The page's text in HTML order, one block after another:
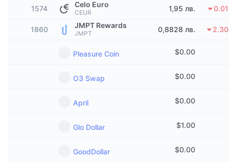
Набиращи популярност
Ново
Технологии
Крипто ETF-и
Борсово търгувани фондове на Биткойн
Борсово търгувани фондове на Етериум
Научете повече
1574 Celo Euro
CEUR 1,95 лв.
1860 JMPT Rewards
JMPT 0,8828 лв.
Pleasure Coin $0.00
O3 Swap $0.00
April $0.00
Glo Dollar $1.00
GoodDollar $0.00